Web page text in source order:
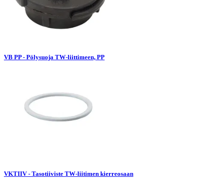
VB PP - Pölysuoja TW-liittimeen, PP
VKTIIV - Tasotiiviste TW-liitimen kierreosaan